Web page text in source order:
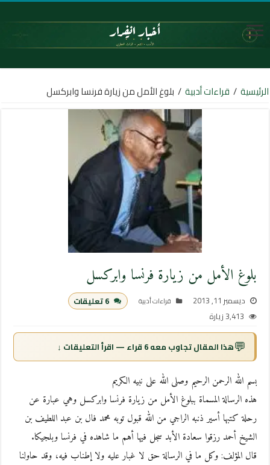
الرئيسية / قراءات أدبية / بلوغ الأمل من زيارة فرنسا وابركسل
بلوغ الأمل من زيارة فرنسا وابركسل
ديسمبر 11, 2013 قراءات أدبية
6 تعليقات
3,413 زيارة
💬هذا المقال تجاوب معه 6 قراء — اقرأ التعليقات ↓
بسم الله الرحمن الرحيم وصلى الله على نبيه الكريم
هذه الرسالة المسماة ببلوغ الأمل من زيارة فرنسا وابركسل وهي عبارة عن
رحلة كتبها أسير ذنبه الراجي من الله قبول توبه محمد فال بن عبد اللطيف بن
الشيخ أحمد رزقوا سعادة الأبد سجل فيها أهم ما شاهده في فرنسا وبلجيكا.
قال المؤلف: وكل ما في الرسالة حق لا غبار عليه ولا إطناب فيه، وقد حاولنا